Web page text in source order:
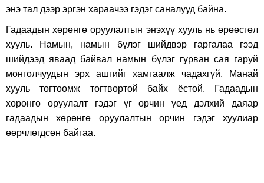
энэ тал дээр эргэн хараачээ гэдэг саналууд байна.
Гадаадын хөрөнгө оруулалтын энэхүү хууль нь өрөөсгөл
хууль. Намын, намын бүлэг шийдвэр гаргалаа гээд
шийдээд яваад байвал намын бүлэг гурван сая гаруй
монголчуудын эрх ашгийг хамгаалж чадахгүй. Манай
хууль тогтоомж тогтвортой байх ёстой. Гадаадын
хөрөнгө оруулалт гэдэг үг орчин үед дэлхий даяар
гадаадын хөрөнгө оруулалтын орчин гэдэг хуулиар
өөрчлөгдсөн байгаа.